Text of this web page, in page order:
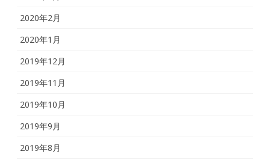
2020年2月
2020年1月
2019年12月
2019年11月
2019年10月
2019年9月
2019年8月